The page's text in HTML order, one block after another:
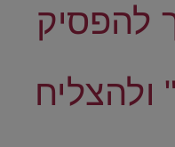
להפסיק
ולהצליח